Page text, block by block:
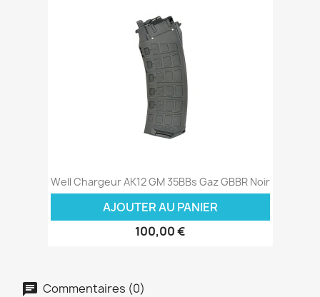
Well Chargeur AK12 GM 35BBs Gaz GBBR Noir
AJOUTER AU PANIER
100,00 €
Commentaires (0)